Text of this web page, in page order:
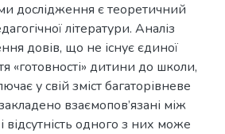
дослідження є теоретичний
літератури. Аналіз
довів, що не існує єдиної
«готовності» дитини до школи,
у свій зміст багаторівневе
взаємопов’язані між
одного з них може